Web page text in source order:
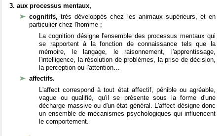
3. aux processus mentaux,
cognitifs,très développés chez les animaux supérieurs, et en
particulier chez l'homme ;
La cognition désigne l'ensemble des processus mentaux qui
se rapportent à la fonction de connaissance tels que la
mémoire, le langage, le raisonnement, l'apprentissage,
l'intelligence, la résolution de problèmes, la prise de décision,
la perception ou l'attention…
affectifs.
L'affect correspond à tout état affectif, pénible ou agréable,
vague ou qualifié, qu'il se présente sous la forme d'une
décharge massive ou d'un état général. L'affect désigne donc
un ensemble de mécanismes psychologiques qui influencent
le comportement.